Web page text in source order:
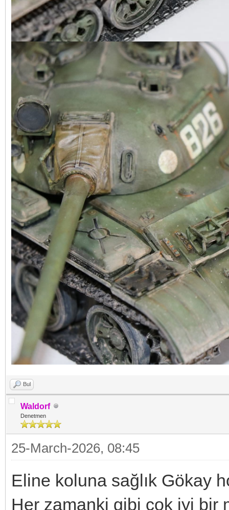
Bul
Waldorf
Denetmen
25-March-2026, 08:45
Eline koluna sağlık Gökay
Her zamanki gibi çok iyi bir